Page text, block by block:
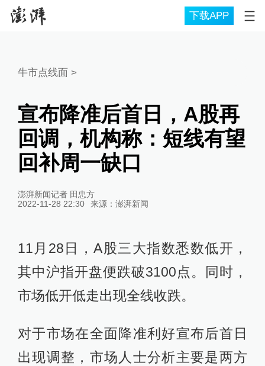
下载APP
牛市点线面>
宣布降准后首日，A股再
回调，机构称：短线有望
回补周一缺口
澎湃新闻记者 田忠方
2022-11-28 22:30
来源： 澎湃新闻
11月28日，A股三大指数悉数低开，
其中沪指开盘便跌破3100点。同时，
市场低开低走出现全线收跌。
对于市场在全面降准利好宣布后首日
出现调整，市场人士分析主要是两方